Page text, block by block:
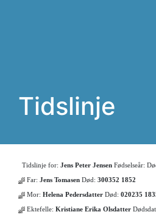
Tidslinje
Tidslinje for: Jens Peter Jensen Fødselseår:
Far: Jens Tomasen Død: 300352 1852
Mor: Helena Pedersdatter Død: 020235
Ektefelle: Kristiane Erika Olsdatter